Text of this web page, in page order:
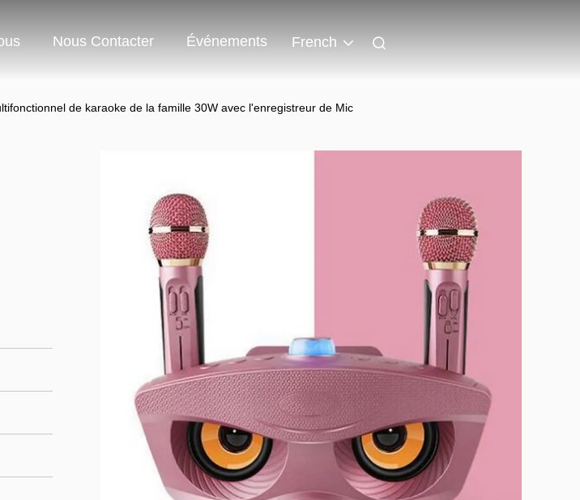
Nous Contacter Événements French
de karaoke de la famille 30W avec l'enregistreur de Mic